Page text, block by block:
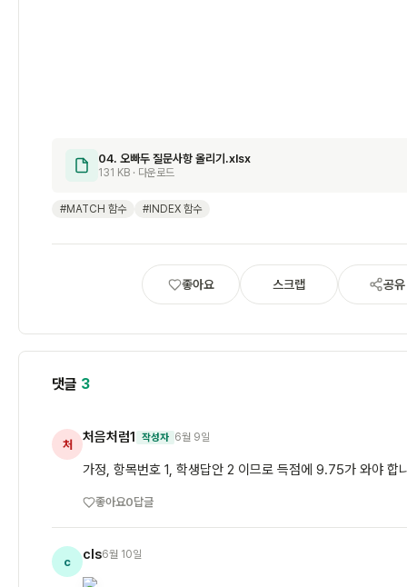
04. 오빠두 질문사항 올리기.xlsx
131 KB · 다운로드
#MATCH 함수 #INDEX 함수
좋아요 스크랩 공유
댓글 3
처 처음처럼1 작성자 6월 9일
가정, 항목번호 1, 학생답안 2 이므로 득점에 9.75가 와야 합
좋아요0답글
c cls6월 10일